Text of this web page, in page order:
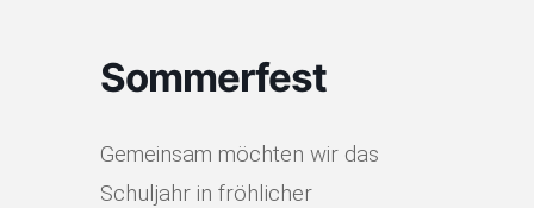
Sommerfest
Gemeinsam möchten wir das
Schuljahr in fröhlicher